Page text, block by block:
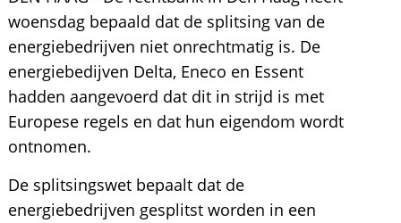
woensdag bepaald dat de splitsing van de
energiebedrijven niet onrechtmatig is. De
energiebedijven Delta, Eneco en Essent
hadden aangevoerd dat dit in strijd is met
Europese regels en dat hun eigendom wordt
ontnomen.
De splitsingswet bepaalt dat de
energiebedrijven gesplitst worden in een